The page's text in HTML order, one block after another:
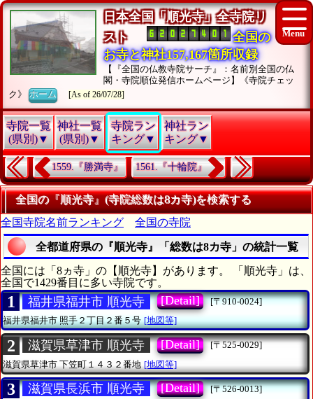
日本全国「順光寺」全寺院リ
スト
全国の
お寺と神社157,167箇所収録
【『全国の仏教寺院サーチ』：名前別全国の仏
閣・寺院順位発信ホームページ】《寺院チェッ
ク》ホーム [As of 26/07/28]
寺院一覧
(県別)▼
神社一覧
(県別)▼
寺院ラン
キング▼
神社ラン
キング▼
1559.『勝満寺』 1561.『十輪院』
全国の『順光寺』(寺院総数は8カ寺)を検索する
全国寺院名前ランキング
全国の寺院
全都道府県の『順光寺』「総数は8カ寺」の統計一覧
全国には「8ヵ寺」の【順光寺】があります。 「順光寺」は、
全国で1429番目に多い寺院です。
1 福井県福井市 順光寺 [Detail]
[〒910-0024]
福井県福井市照手２丁目２番５号 [地図等]
2 滋賀県草津市 順光寺 [Detail]
[〒525-0029]
滋賀県草津市 下笠町１４３２番地 [地図等]
3 滋賀県長浜市 順光寺 [Detail]
[〒526-0013]